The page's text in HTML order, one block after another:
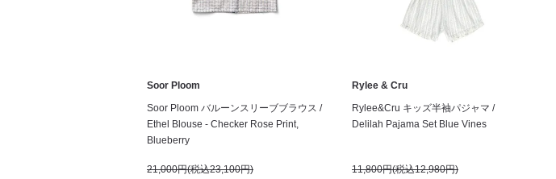
Soor Ploom
Soor Ploom バルーンスリーブブラウス /
Ethel Blouse - Checker Rose Print,
Blueberry
21,000円(税込23,100円)
Rylee & Cru
Rylee&Cru キッズ半袖パジャマ /
Delilah Pajama Set Blue Vines
11,800円(税込12,980円)